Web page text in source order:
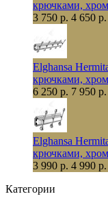
крючками, хром
3 750 р. 4 650 р.
Elghansa
крючками, хром
6 250 р. 7 950 р.
Elghansa
крючками, хром
3 990 р. 4 990 р.
Категории